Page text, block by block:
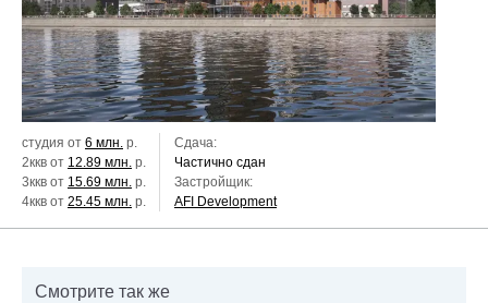
студия от 6 млн. р.
2ккв от 12.89 млн. р.
3ккв от 15.69 млн. р.
4ккв от 25.45 млн. р.
Сдача:
Частично сдан
Застройщик:
AFI Development
Смотрите так же